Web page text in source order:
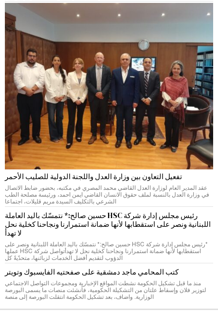
تفعيل التعاون بين وزارة العدل واللجنة الدولية للصليب الأحمر
عقد المدير العام لوزارة العدل القاضي محمد المصري في مكتبه، بحضور ضابط الاتصال
في وزارة العدل بالنسبة لملف حقوق الانسان القاضي ايمن احمد، ورئيسة مصلحة الطب
الشرعي بالتكليف السيدة مريم قليلات، اجتماعا
رئيس مجلس إدارة شركة HSC حسين صالح:* نتمسّك باليد العاملة
اللبنانية ونصر على استقطابها لأنها ضمانة استمرارنا ونجاحنا كخلية نحل
لا تهدأ
*رئيس مجلس إدارة شركة HSC حسين صالح:* نتمسّك باليد العاملة اللبنانية ونصر على
استقطابها لأنها ضمانة استمرارنا ونجاحنا كخلية نحل لا تهدأتواصل شركة HSC عملها
الدؤوب لتقديم أفضل الخدمات لزبائنها، متحدّيةً كل
كتب المحامي ماجد دمشقية على صفحتيه الفايسبوك وتويتر
منذ ما قبل تشكيل الحكومة نشطت المواقع الإخبارية ومجموعات التواصل الاجتماعي
لتوزير فلان وإسقاط علتان من التشكيلة الحكومية، فأنشئت منصات ما يسمى البورصة
الوزارية. واضاف، بعد تشكيل الحكومة انتقلت البورصة إلى منصة